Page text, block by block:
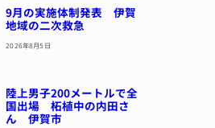
9月の実施体制発表 伊賀
地域の二次救急
2026年8月5日
陸上男子200メートルで全
国出場 柘植中の内田さ
ん 伊賀市